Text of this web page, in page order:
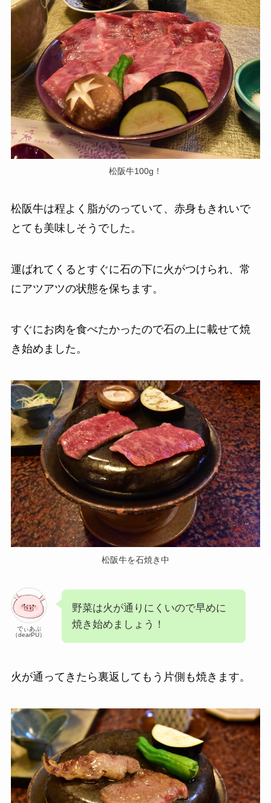
松阪牛100g！
松阪牛は程よく脂がのっていて、赤身もきれいで
とても美味しそうでした。
運ばれてくるとすぐに石の下に火がつけられ、常
にアツアツの状態を保ちます。
すぐにお肉を食べたかったので石の上に載せて焼
き始めました。
松阪牛を石焼き中
でぃあぷ
（dearPU）
野菜は火が通りにくいので早めに
焼き始めましょう！
火が通ってきたら裏返してもう片側も焼きます。